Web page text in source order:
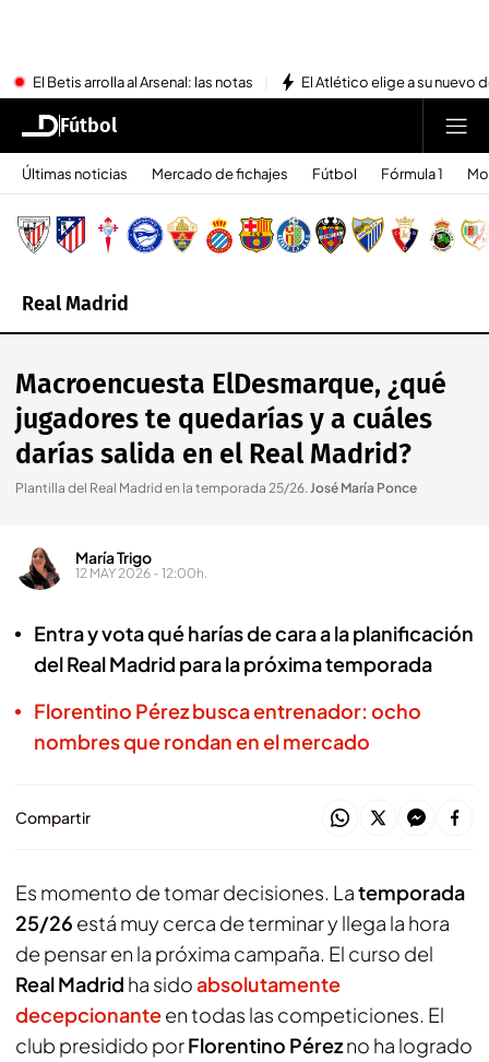
El Betis arrolla al Arsenal: las notas El Atlético elige a su nuevo
Fútbol
Últimas noticias Mercado de fichajes Fútbol Fórmula 1
Real Madrid
Macroencuesta ElDesmarque, ¿qué
jugadores te quedarías y a cuáles
darías salida en el Real Madrid?
Plantilla del Real Madrid en la temporada 25/26.José María Ponce
María Trigo
12 MAY 2026 - 12:00h.
Entra y vota qué harías de cara a la planificación
del Real Madrid para la próxima temporada
Florentino Pérez busca entrenador: ocho
nombres que rondan en el mercado
Compartir
Es momento de tomar decisiones. Latemporada
25/26 está muy cerca de terminar y llega la hora
de pensar en la próxima campaña. El curso del
Real Madrid ha sidoabsolutamente
decepcionanteen todas las competiciones. El
club presidido porFlorentino Pérezno ha logrado